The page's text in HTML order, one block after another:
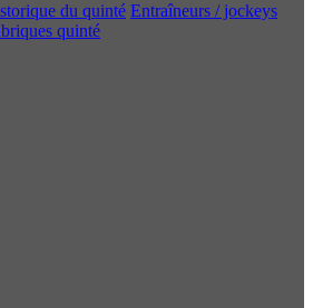
du quinté Entraîneurs / jockeys
quinté